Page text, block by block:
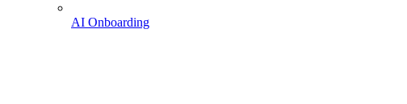
AI Onboarding